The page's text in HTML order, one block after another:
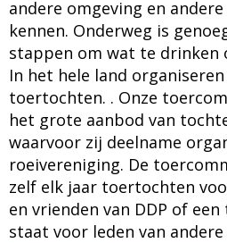
andere omgeving en
kennen. Onderweg is
stappen om wat te drinken
In het hele land
toertochten. . Onze
het grote aanbod van
waarvoor zij deelname
roeivereniging. De
zelf elk jaar toertochten
en vrienden van DDP of
staat voor leden van